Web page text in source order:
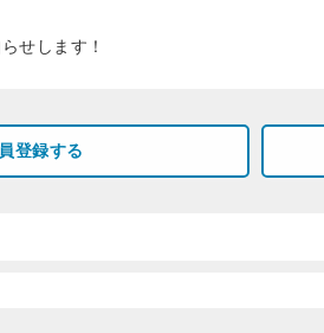
せします！
登録する